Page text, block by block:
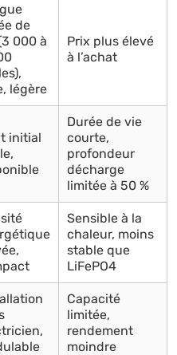
de
000 à
légère
Prix plus élevé
à l’achat
initial
Durée de vie
courte,
profondeur
décharge
limitée à 50 %
Sensible à la
chaleur, moins
stable que
LiFePO4
Capacité
limitée,
rendement
moindre